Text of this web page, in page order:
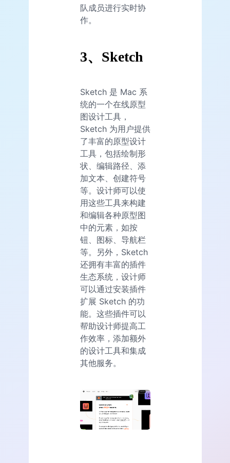
队成员进行实时协
作。
3、Sketch
Sketch 是 Mac 系
统的一个在线原型
图设计工具，
Sketch 为用户提供
了丰富的原型设计
工具，包括绘制形
状、编辑路径、添
加文本、创建符号
等。设计师可以使
用这些工具来构建
和编辑各种原型图
中的元素，如按
钮、图标、导航栏
等。另外，Sketch
还拥有丰富的插件
生态系统，设计师
可以通过安装插件
扩展 Sketch 的功
能。这些插件可以
帮助设计师提高工
作效率，添加额外
的设计工具和集成
其他服务。